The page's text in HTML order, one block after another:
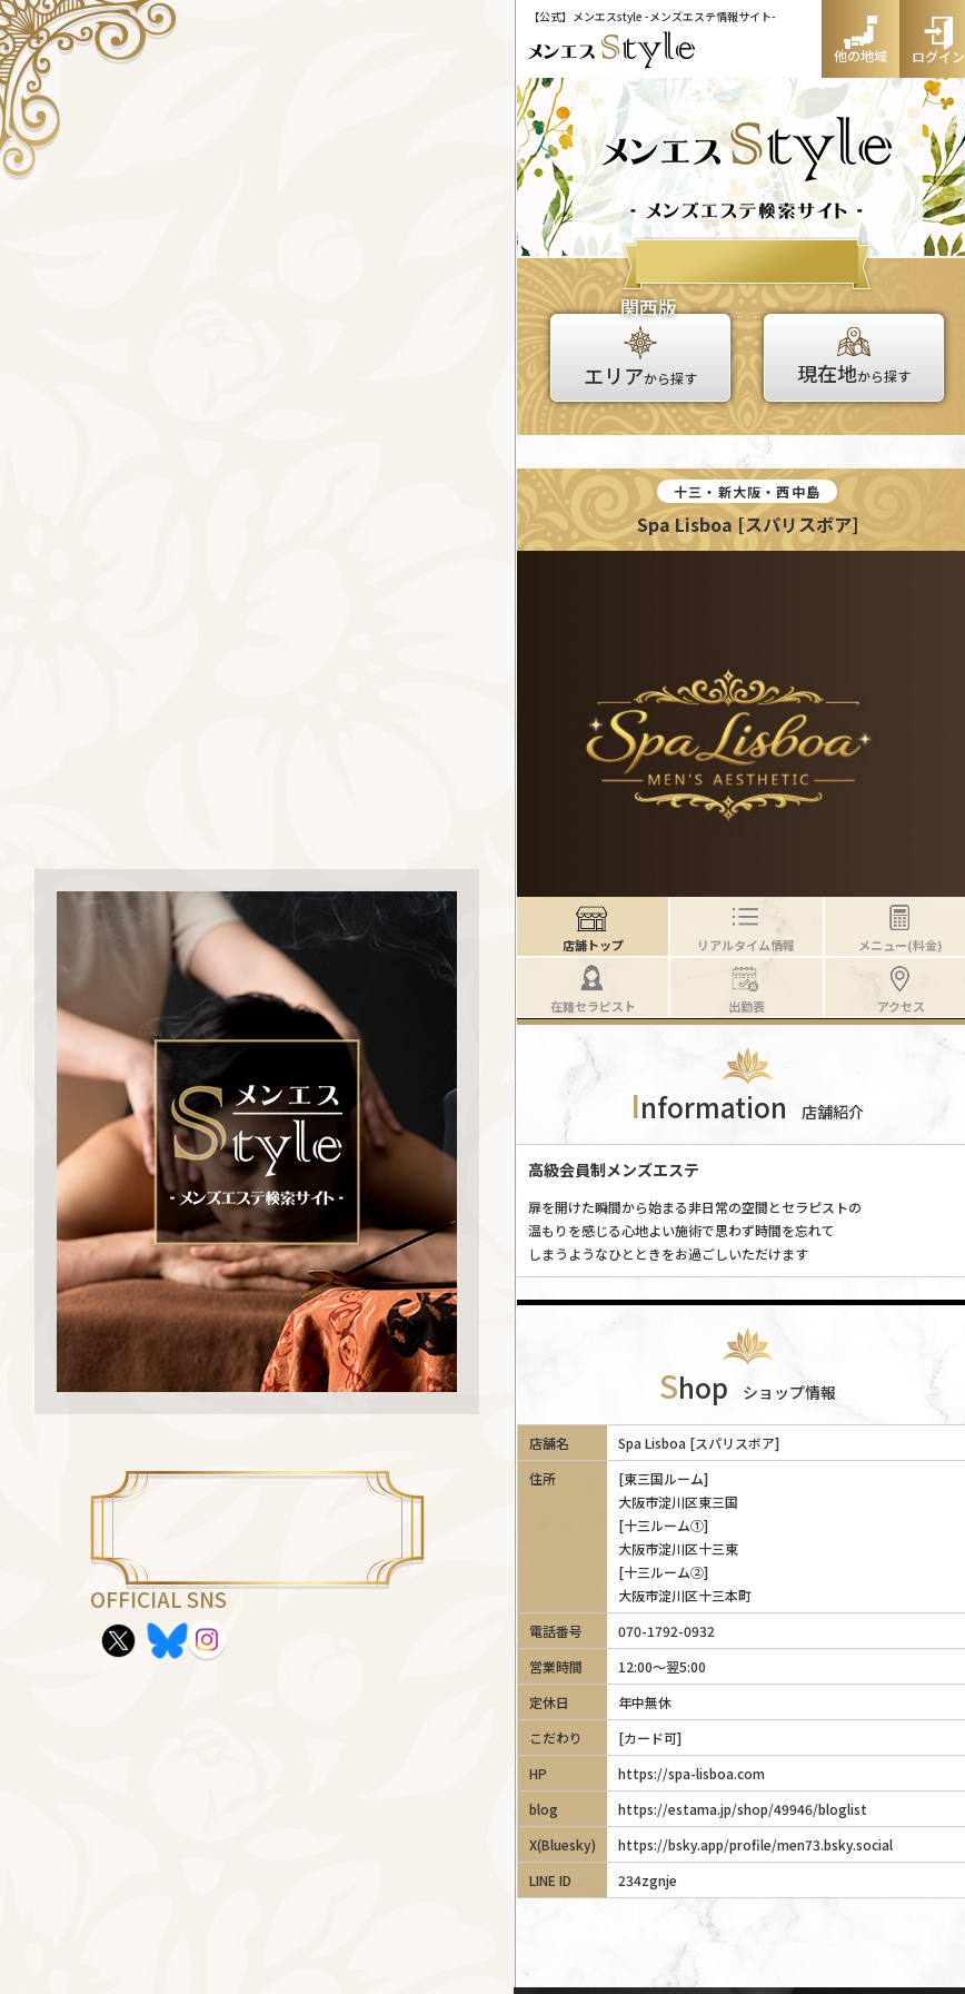
【公式】メンエスstyle -メンズエステ情報サイト-
他の地域 ログイン
OFFICIAL SNS
関西版
エリアから探す 現在地から探す
十三・新大阪・西中島
Spa Lisboa [スパリスボア]
店舗トップ リアルタイム情報 メニュー(料金)
在籍セラピスト 出勤表 アクセス
Information 店舗紹介
高級会員制メンズエステ
扉を開けた瞬間から始まる非日常の空間とセラピストの
温もりを感じる心地よい施術で思わず時間を忘れて
しまうようなひとときをお過ごしいただけます
Shop ショップ情報
店舗名
Spa Lisboa [スパリスボア]
住所
[東三国ルーム]
大阪市淀川区東三国
[十三ルーム①]
大阪市淀川区十三東
[十三ルーム②]
大阪市淀川区十三本町
電話番号
070-1792-0932
営業時間
12:00～翌5:00
定休日
年中無休
こだわり
[カード可]
HP
https://spa-lisboa.com
blog
https://estama.jp/shop/49946/bloglist
X(Bluesky)
https://bsky.app/profile/men73.bsky.social
LINE ID
234zgnje